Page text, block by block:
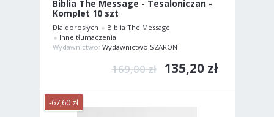
Biblia The Message - Tesaloniczan -
Komplet 10 szt
Dla dorosłych
Biblia The Message
Inne tłumaczenia
Wydawnictwo: Wydawnictwo SZARON
169,00 zł 135,20 zł
-67,60 zł